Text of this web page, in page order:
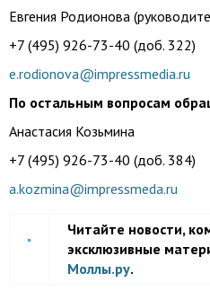
Евгения Родионова
+7 (495) 926-73-40 (доб. 322)
e.rodionova@impressmedia.ru
По остальным вопросам
Анастасия Козьмина
+7 (495) 926-73-40 (доб. 384)
a.kozmina@impressmeda.ru
Читайте новости,
эксклюзивные
Моллы.ру.